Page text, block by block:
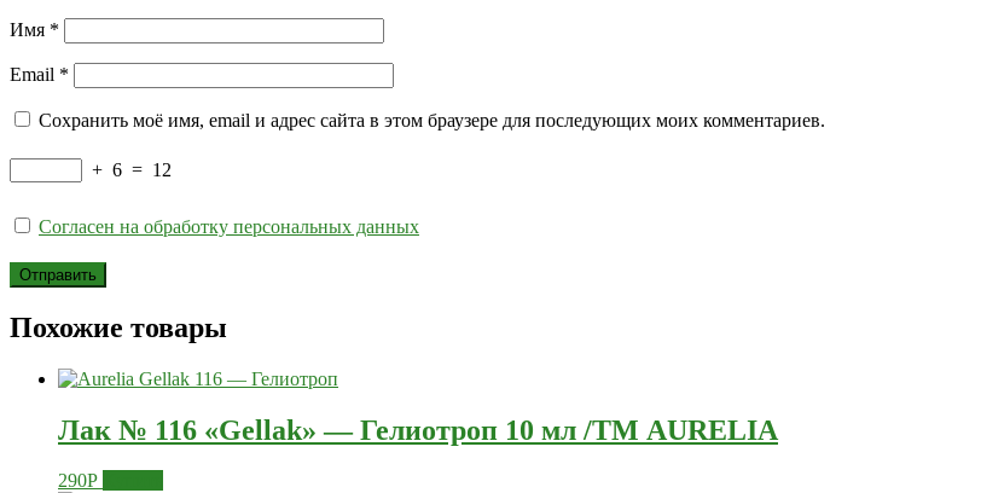
Имя *
Email *
Сохранить моё имя, email и адрес сайта в этом браузере для последующих моих комментариев.
+ 6 = 12
Согласен на обработку персональных данных
Похожие товары
Лак № 116 «Gellak» — Гелиотроп 10 мл /ТМ AURELIA
290Р